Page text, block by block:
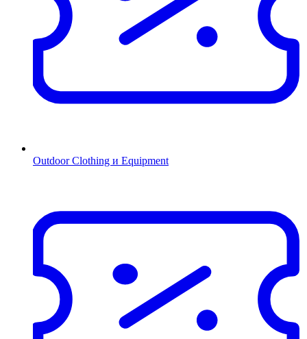
Outdoor Clothing и Equipment